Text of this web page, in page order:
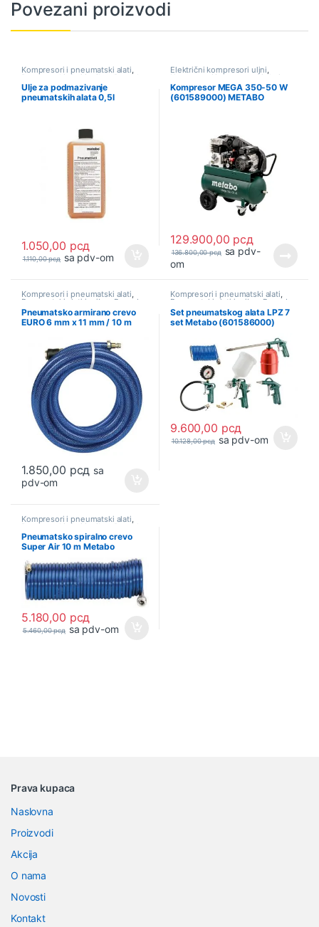
Povezani proizvodi
Kompresori i pneumatski alati,
Pneumatski alati i pribor
Ulje za podmazivanje
pneumatskih alata 0,5l
1.050,00 рсд
1.110,00рсд sa pdv-om
Električni kompresori uljni,
Kompresori i pneumatski alati
Kompresor MEGA 350-50 W
(601589000) METABO
129.900,00 рсд
136.800,00рсд sa pdv-
om
Kompresori i pneumatski alati,
Pneumatski alati i pribor Ponuda
Pneumatsko armirano crevo
EURO 6 mm x 11 mm / 10 m
1.850,00 рсд sa
pdv-om
Kompresori i pneumatski alati,
Pneumatski alati i pribor Ponuda
Set pneumatskog alata LPZ 7
set Metabo (601586000)
9.600,00 рсд
10.128,00рсд sa pdv-om
Kompresori i pneumatski alati,
Pneumatski alati i pribor
Pneumatsko spiralno crevo
Super Air 10 m Metabo
5.180,00 рсд
5.460,00рсд sa pdv-om
Prava kupaca
Naslovna
Proizvodi
Akcija
O nama
Novosti
Kontakt